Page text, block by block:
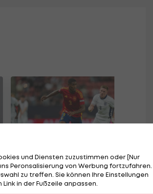
Olympiasieger vor
Wechsel zu Arsenal
und Diensten zuzustimmen oder [Nur
Peronsalisierung von Werbung fortzufahren.
zu treffen. Sie können Ihre Einstellungen
in der Fußzeile anpassen.